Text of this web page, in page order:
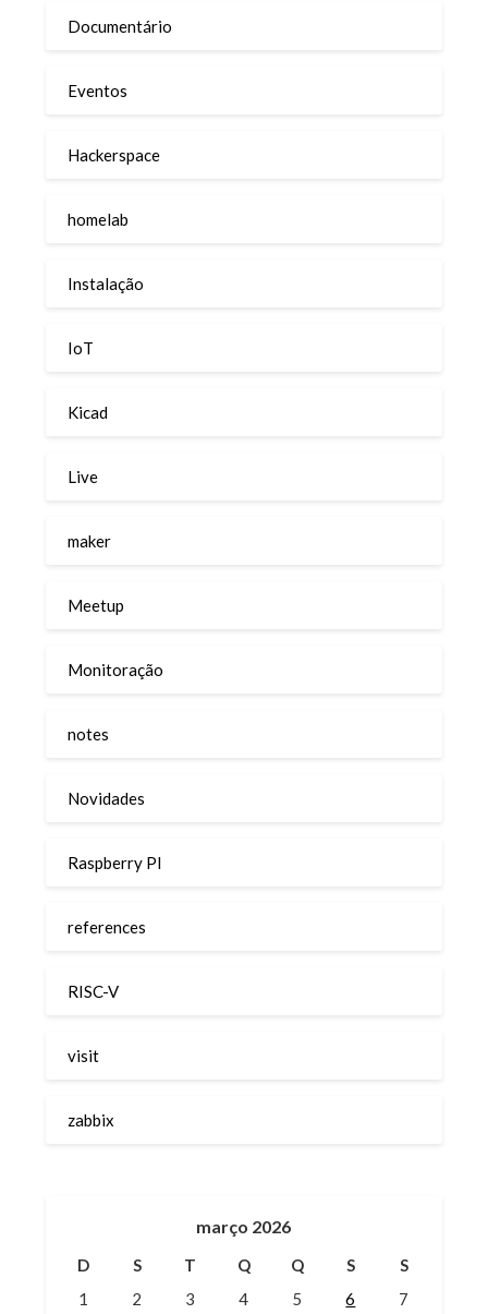
Documentário
Eventos
Hackerspace
homelab
Instalação
IoT
Kicad
Live
maker
Meetup
Monitoração
notes
Novidades
Raspberry PI
references
RISC-V
visit
zabbix
março 2026
D S T Q Q S
S
1
2 3 4 5 6 7